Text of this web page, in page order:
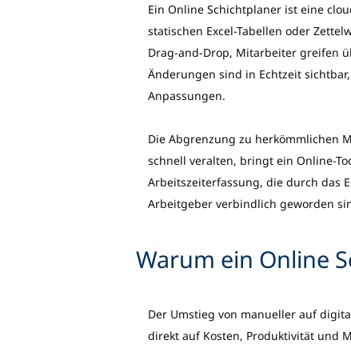
Ein Online Schichtplaner ist eine
statischen Excel-Tabellen oder
Drag-and-Drop, Mitarbeiter greifen
Änderungen sind in Echtzeit
Anpassungen.
Die Abgrenzung zu herkömmlichen
schnell veralten, bringt ein Online-
Arbeitszeiterfassung, die durch das
Arbeitgeber verbindlich geworden
Warum ein Online
Der Umstieg von manueller auf
direkt auf Kosten, Produktivität und